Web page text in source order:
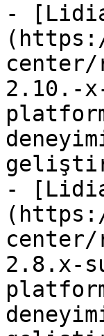
-
2.10.-
-
2.8.x-